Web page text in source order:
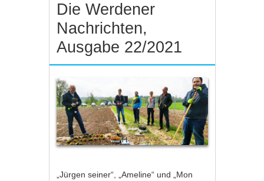
Die Werdener
Nachrichten,
Ausgabe 22/2021
„Jürgen seiner“, „Ameline“ und „Mon